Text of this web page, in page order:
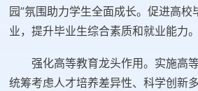
园”氛围助力学生全面成长。促进高
业，提升毕业生综合素质和就业能力。
强化高等教育龙头作用。实施高
统筹考虑人才培养差异性、科学创新